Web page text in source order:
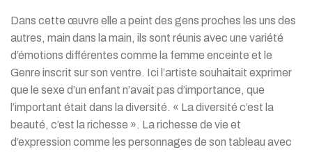
Dans cette œuvre elle a peint des gens proches les uns des
autres, main dans la main, ils sont réunis avec une variété
d’émotions différentes comme la femme enceinte et le
Genre inscrit sur son ventre. Ici l’artiste souhaitait exprimer
que le sexe d’un enfant n’avait pas d’importance, que
l’important était dans la diversité. « La diversité c’est la
beauté, c’est la richesse ». La richesse de vie et
d’expression comme les personnages de son tableau avec